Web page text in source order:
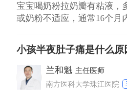
宝宝喝奶粉拉奶瓣有粘液，
或奶粉不适应，通常16个月
蛋白质或脂肪含量高，宝宝
消化的乳凝块形成奶瓣，粘
常分泌。 喂养方式影响：过
浓，增加消化负担；喂养时
肠道
小孩半夜肚子痛是什么原
兰和魁 主任医师
南方医科大学珠江医院